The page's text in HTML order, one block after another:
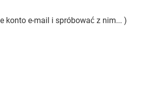
konto e-mail i spróbować z nim... )